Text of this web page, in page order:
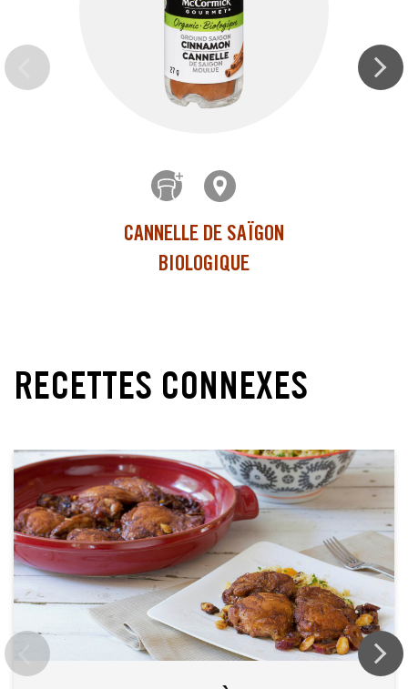
CANNELLE DE SAÏGON
BIOLOGIQUE
RECETTES CONNEXES